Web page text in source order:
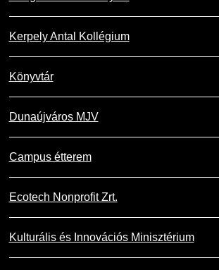
Kerpely Antal Kollégium
Könyvtár
Dunaújváros MJV
Campus étterem
Ecotech Nonprofit Zrt.
Kulturális és Innovációs Minisztérium